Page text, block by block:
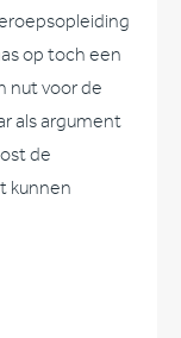
op toch een
nut voor de
als argument
de
kunnen